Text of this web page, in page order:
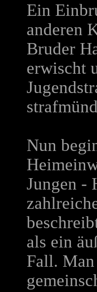
Ein
anderen
Bruder
erwischt
Nun
Jungen -
als ein
Fall.